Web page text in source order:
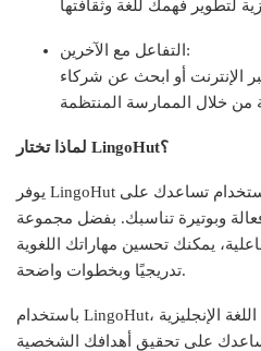
التفاعل مع الآخرين:
الإنترنت أو ابحث عن شركاء
لماذا تختار LingoHut؟
يوفر LingoHut بيئة تعليمية مرنة وسهلة الاستخدام تساعدك على
فعالة وبوتيرة تناسبك. بفضل مجموعة
يمكنك تحسين مهاراتك اللغوية
تدريجيًا وبخطوات واضحة.
باستخدام LingoHut، يمكنك البدء في رحلتك لتعلم اللغة الإنجليزية
على تحقيق أهدافك الشخصية